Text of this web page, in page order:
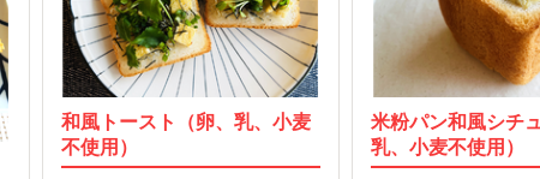
和風トースト（卵、乳、小麦
不使用）
米粉パン和風シチ
乳、小麦不使用）